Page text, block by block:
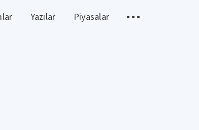
Yazılar Piyasalar